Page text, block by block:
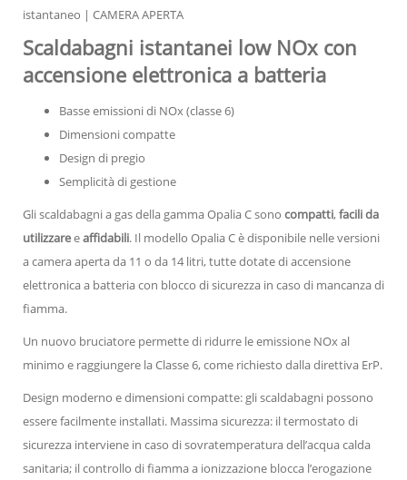
istantaneo | CAMERA APERTA
Scaldabagni istantanei low NOx con
accensione elettronica a batteria
Basse emissioni di NOx (classe 6)
Dimensioni compatte
Design di pregio
Semplicità di gestione
Gli scaldabagni a gas della gamma Opalia C sono compatti,facili da
utilizzareeaffidabili. Il modello Opalia C è disponibile nelle versioni
a camera aperta da 11 o da 14 litri, tutte dotate di accensione
elettronica a batteria con blocco di sicurezza in caso di mancanza di
fiamma.
Un nuovo bruciatore permette di ridurre le emissione NOx al
minimo e raggiungere la Classe 6, come richiesto dalla direttiva ErP.
Design moderno e dimensioni compatte: gli scaldabagni possono
essere facilmente installati. Massima sicurezza: il termostato di
sicurezza interviene in caso di sovratemperatura dell’acqua calda
sanitaria; il controllo di fiamma a ionizzazione blocca l’erogazione